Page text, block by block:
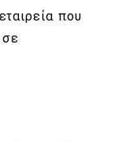
που
σε